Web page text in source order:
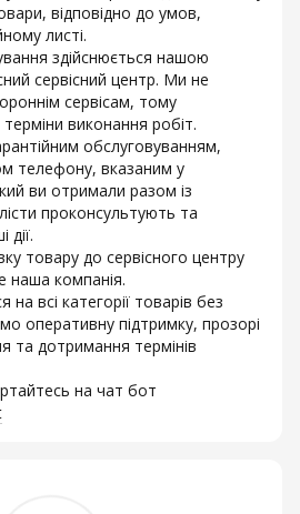
відповідно до умов,
листі.
здійснюється нашою
сервісний центр. Ми не
сервісам, тому
виконання робіт.
обслуговуванням,
телефону, вказаним у
ви отримали разом із
проконсультують та
товару до сервісного центру
наша компанія.
всі категорії товарів без
оперативну підтримку, прозорі
та дотримання термінів
на чат бот